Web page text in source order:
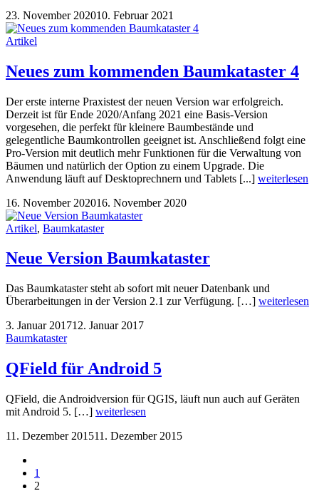
23. November 202010. Februar 2021
Artikel
Neues zum kommenden Baumkataster 4
Der erste interne Praxistest der neuen Version war erfolgreich.
Derzeit ist für Ende 2020/Anfang 2021 eine Basis-Version
vorgesehen, die perfekt für kleinere Baumbestände und
gelegentliche Baumkontrollen geeignet ist. Anschließend folgt eine
Pro-Version mit deutlich mehr Funktionen für die Verwaltung von
Bäumen und natürlich der Option zu einem Upgrade. Die
Anwendung läuft auf Desktoprechnern und Tablets [...] weiterlesen
16. November 202016. November 2020
Artikel, Baumkataster
Neue Version Baumkataster
Das Baumkataster steht ab sofort mit neuer Datenbank und
Überarbeitungen in der Version 2.1 zur Verfügung. […] weiterlesen
3. Januar 201712. Januar 2017
Baumkataster
QField für Android 5
QField, die Androidversion für QGIS, läuft nun auch auf Geräten
mit Android 5. […] weiterlesen
11. Dezember 201511. Dezember 2015
1
2